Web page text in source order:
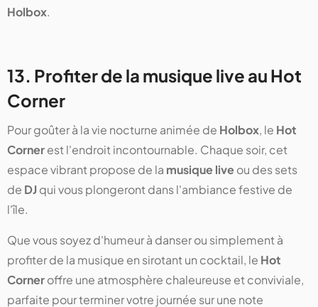
Holbox.
13. Profiter de la musique live au Hot
Corner
Pour goûter à la vie nocturne animée de Holbox, le Hot
Cornerest l'endroit incontournable. Chaque soir, cet
espace vibrant propose de la musique liveou des sets
de DJqui vous plongeront dans l'ambiance festive de
l'île.
Que vous soyez d'humeur à danser ou simplement à
profiter de la musique en sirotant un cocktail, le Hot
Corneroffre une atmosphère chaleureuse et conviviale,
parfaite pour terminer votre journée sur une note